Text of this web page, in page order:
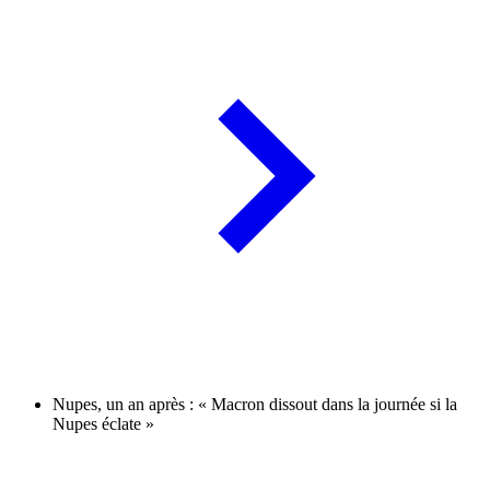
Nupes, un an après : « Macron dissout dans la journée si la
Nupes éclate »